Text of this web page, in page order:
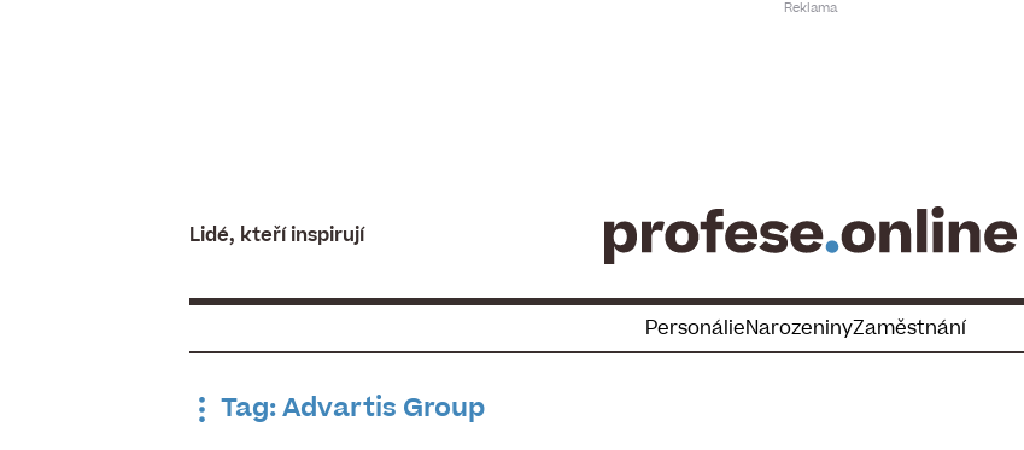
Lidé, kteří inspirují
PersonálieNarozeninyZaměstnání
Tag: Advartis Group